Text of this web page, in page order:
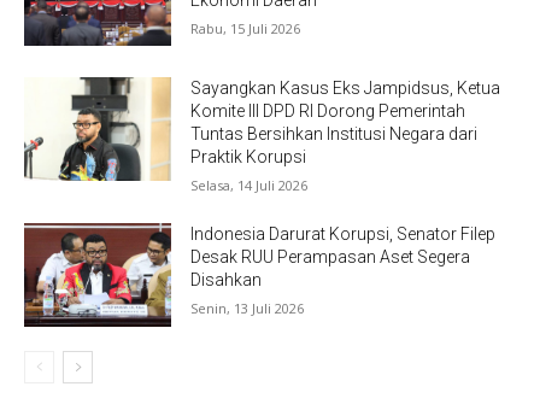
Rabu, 15 Juli 2026
Sayangkan Kasus Eks Jampidsus, Ketua
Komite III DPD RI Dorong Pemerintah
Tuntas Bersihkan Institusi Negara dari
Praktik Korupsi
Selasa, 14 Juli 2026
Indonesia Darurat Korupsi, Senator Filep
Desak RUU Perampasan Aset Segera
Disahkan
Senin, 13 Juli 2026